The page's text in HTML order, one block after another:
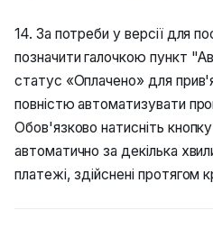
14. За потреби у версії для
позначити галочкою пункт
статус «Оплачено» для
повністю автоматизувати
Обов'язково натисніть
автоматично за декілька
платежі, здійснені протягом